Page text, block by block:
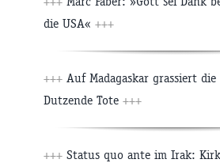
die USA« +++
+++ Auf Madagaskar grassiert
Dutzende Tote +++
+++ Status quo ante im Irak: